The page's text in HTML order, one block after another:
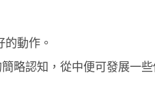
動作。
略認知，從中便可發展一